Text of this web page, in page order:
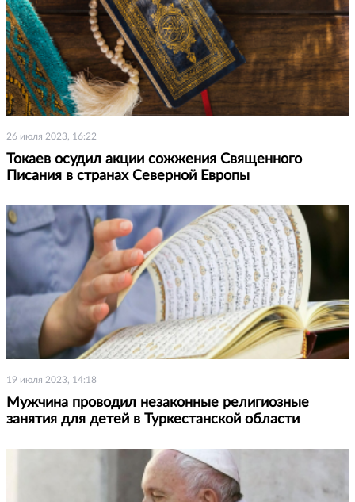
26 июля 2023, 16:22
Токаев осудил акции сожжения Священного
Писания в странах Северной Европы
19 июля 2023, 14:18
Мужчина проводил незаконные религиозные
занятия для детей в Туркестанской области